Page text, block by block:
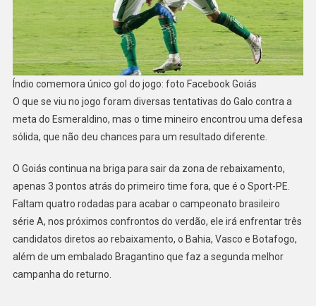
Índio comemora único gol do jogo: foto Facebook Goiás
O que se viu no jogo foram diversas tentativas do Galo contra a
meta do Esmeraldino, mas o time mineiro encontrou uma defesa
sólida, que não deu chances para um resultado diferente.
O Goiás continua na briga para sair da zona de rebaixamento,
apenas 3 pontos atrás do primeiro time fora, que é o Sport-PE.
Faltam quatro rodadas para acabar o campeonato brasileiro
série A, nos próximos confrontos do verdão, ele irá enfrentar três
candidatos diretos ao rebaixamento, o Bahia, Vasco e Botafogo,
além de um embalado Bragantino que faz a segunda melhor
campanha do returno.